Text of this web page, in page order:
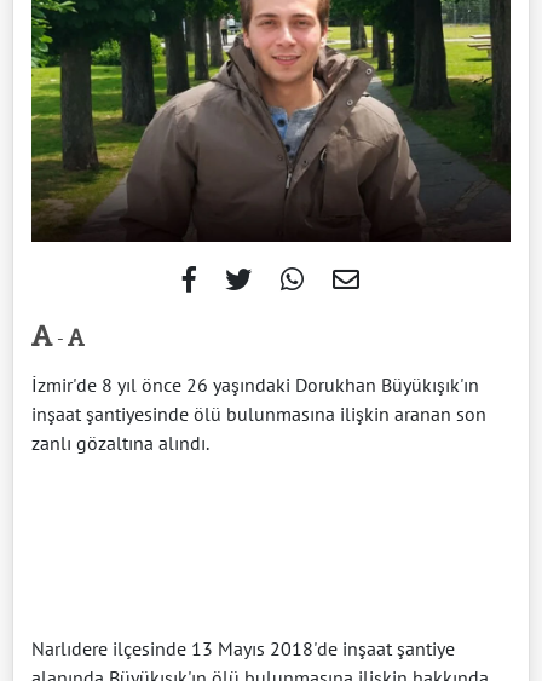
-
İzmir'de 8 yıl önce 26 yaşındaki Dorukhan Büyükışık'ın
inşaat şantiyesinde ölü bulunmasına ilişkin aranan son
zanlı gözaltına alındı.
Narlıdere ilçesinde 13 Mayıs 2018'de inşaat şantiye